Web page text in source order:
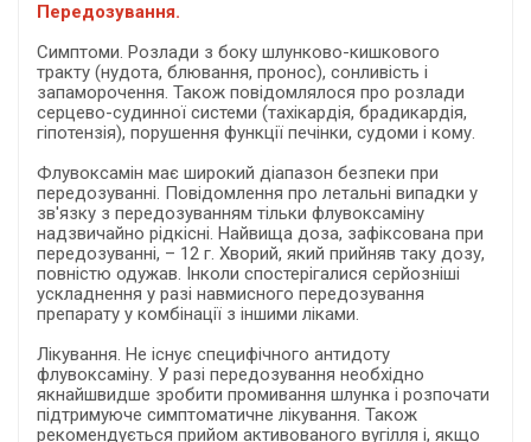
Передозування.
Симптоми. Розлади з боку шлунково-кишкового
тракту (нудота, блювання, пронос), сонливість і
запаморочення. Також повідомлялося про розлади
серцево-судинної системи (тахікардія, брадикардія,
гіпотензія), порушення функції печінки, судоми і кому.
Флувоксамін має широкий діапазон безпеки при
передозуванні. Повідомлення про летальні випадки у
зв'язку з передозуванням тільки флувоксаміну
надзвичайно рідкісні. Найвища доза, зафіксована при
передозуванні, – 12 г. Хворий, який прийняв таку дозу,
повністю одужав. Інколи спостерігалися серйозніші
ускладнення у разі навмисного передозування
препарату у комбінації з іншими ліками.
Лікування. Не існує специфічного антидоту
флувоксаміну. У разі передозування необхідно
якнайшвидше зробити промивання шлунка і розпочати
підтримуюче симптоматичне лікування. Також
рекомендується прийом активованого вугілля і, якщо